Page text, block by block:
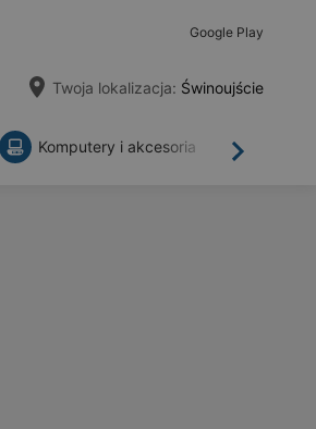
Google Play
Twoja lokalizacja: Świnoujście
Dalej
Komputery i akcesoria